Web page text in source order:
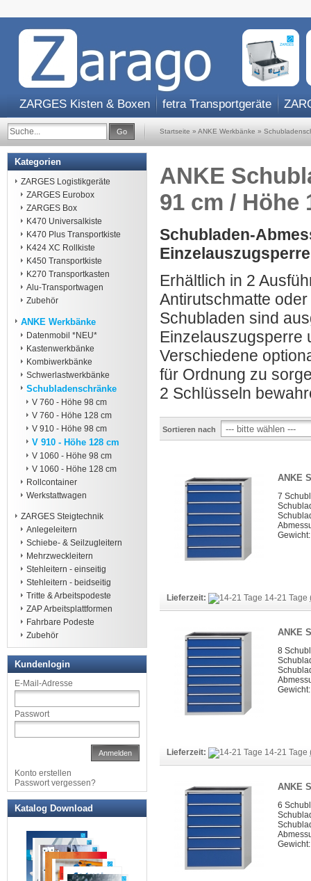
ZARGES Kisten & Boxen fetra Transportgeräte
Go Startseite » ANKE Werkbänke »
ANKE
91 cm / Höhe
Schubladen-
Einzelauszugsperre
Erhältlich in 2
Antirutschmatte
Schubladen sind
Einzelauszugsperre
Verschiedene
für Ordnung zu
2 Schlüsseln
Sortieren nach
ANKE
7
Lieferzeit: 14-21 Tage
ANKE
8
Lieferzeit: 14-21 Tage
ANKE
6
Kategorien
ZARGES Logistikgeräte
ZARGES Eurobox
ZARGES Box
K470 Universalkiste
K470 Plus Transportkiste
K424 XC Rollkiste
K450 Transportkiste
K270 Transportkasten
Alu-Transportwagen
Zubehör
ANKE Werkbänke
Datenmobil *NEU*
Kastenwerkbänke
Kombiwerkbänke
Schwerlastwerkbänke
Schubladenschränke
V 760 - Höhe 98 cm
V 760 - Höhe 128 cm
V 910 - Höhe 98 cm
V 910 - Höhe 128 cm
V 1060 - Höhe 98 cm
V 1060 - Höhe 128 cm
Rollcontainer
Werkstattwagen
ZARGES Steigtechnik
Anlegeleitern
Schiebe- & Seilzugleitern
Mehrzweckleitern
Stehleitern - einseitig
Stehleitern - beidseitig
Tritte & Arbeitspodeste
ZAP Arbeitsplattformen
Fahrbare Podeste
Zubehör
Kundenlogin
E-Mail-Adresse
Passwort
Anmelden
Konto erstellen
Passwort vergessen?
Katalog Download